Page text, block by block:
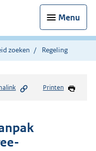
Menu
zoeken Regeling
Printen